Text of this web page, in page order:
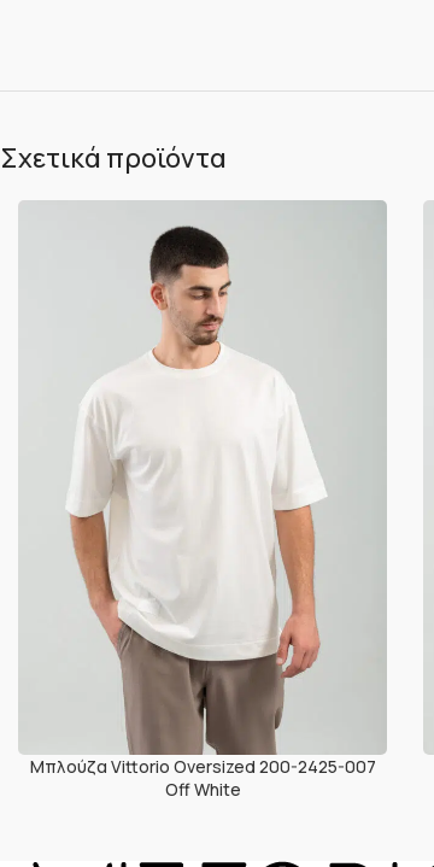
Σχετικά προϊόντα
Μπλούζα Vittorio Oversized 200-2425-007
Off White